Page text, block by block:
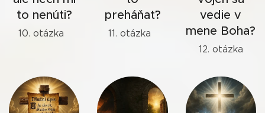
to nenúti?
10. otázka
preháňať?
11. otázka
vedie v
mene Boha?
12. otázka